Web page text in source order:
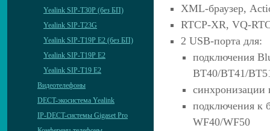
Yealink SIP-T30P (без БП)
Yealink SIP-T23G
Yealink SIP-T19P E2 (без БП)
Yealink SIP-T19P E2
Yealink SIP-T19 E2
Видеотелефоны
DECT-экосистема Yealink
IP-DECT-системы Gigaset Pro
XML-браузер,
RTCP-XR, VQ-
2 USB-порта для:
подключения
BT40/BT41/
синхронизации
подключения к
WF40/WF50